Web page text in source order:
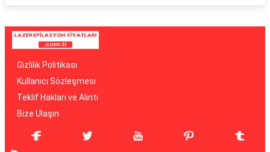
Gizlilik Politikası
Kullanıcı Sözleşmesi
Teklif Hakları ve Alıntı
Bize Ulaşın